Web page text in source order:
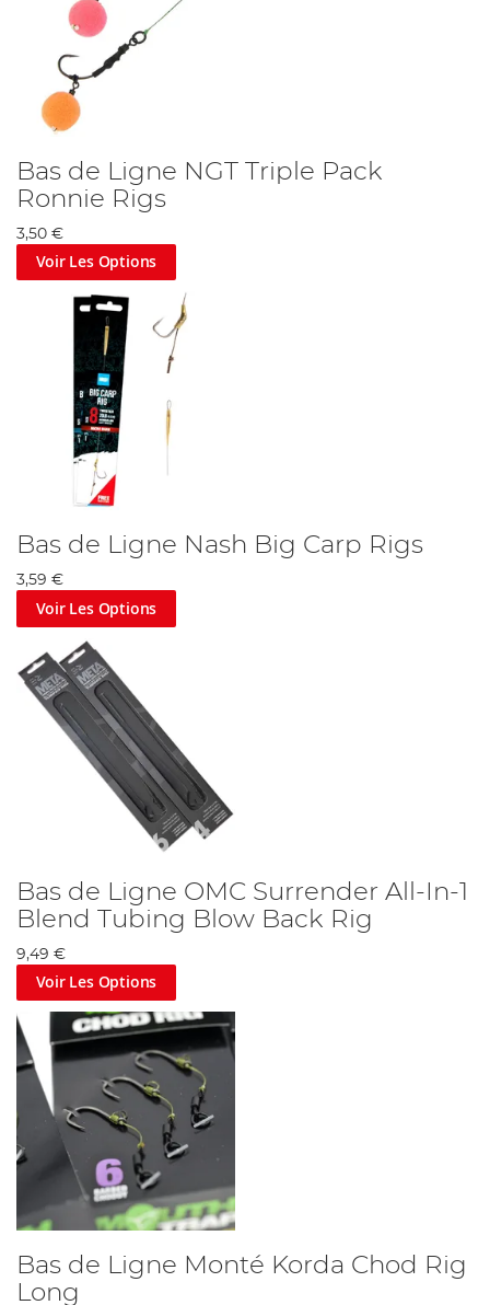
Bas de Ligne NGT Triple Pack
Ronnie Rigs
3,50 €
Voir Les Options
Bas de Ligne Nash Big Carp Rigs
3,59 €
Voir Les Options
Bas de Ligne OMC Surrender All-In-1
Blend Tubing Blow Back Rig
9,49 €
Voir Les Options
Bas de Ligne Monté Korda Chod Rig
Long